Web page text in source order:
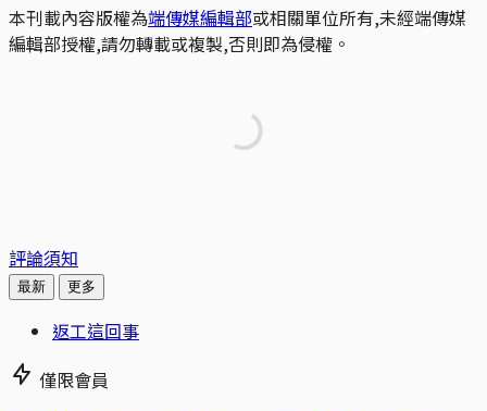
本刊載內容版權為端傳媒編輯部或相關單位所有,未經端傳媒
編輯部授權,請勿轉載或複製,否則即為侵權。
評論須知
最新 更多
返工這回事
僅限會員